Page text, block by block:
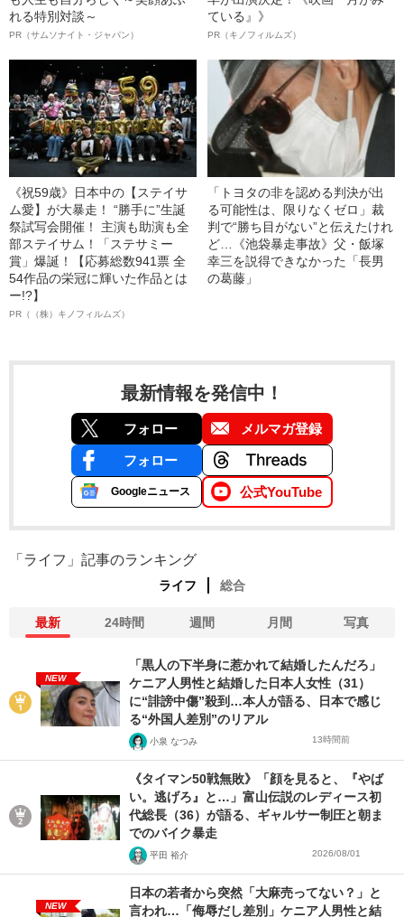
れる特別対談～
PR（サムソナイト・ジャパン）
ている』》
PR（キノフィルムズ）
《祝59歳》日本中の【ステイサ
ム愛】が大暴走！ “勝手に”生誕
祭試写会開催！ 主演も助演も全
部ステイサム！「ステサミー
賞」爆誕！【応募総数941票 全
54作品の栄冠に輝いた作品とは
ー!?】
PR（（株）キノフィルムズ）
「トヨタの非を認める判決が出
る可能性は、限りなくゼロ」裁
判で“勝ち目がない”と伝えたけれ
ど…《池袋暴走事故》父・飯塚
幸三を説得できなかった「長男
の葛藤」
最新情報を発信中！
フォロー メルマガ登録
フォロー
Googleニュース 公式YouTube
「ライフ」記事のランキング
ライフ 総合
最新 24時間 週間 月間 写真
NEW
「黒人の下半身に惹かれて結婚したんだろ」
ケニア人男性と結婚した日本人女性（31）
に“誹謗中傷”殺到…本人が語る、日本で感じ
る“外国人差別”のリアル
小泉 なつみ 13時間前
《タイマン50戦無敗》「顔を見ると、『やば
い。逃げろ』と…」富山伝説のレディース初
代総長（36）が語る、ギャルサー制圧と朝ま
でのバイク暴走
平田 裕介 2026/08/01
NEW
日本の若者から突然「大麻売ってない？」と
言われ…「侮辱だし差別」ケニア人男性と結